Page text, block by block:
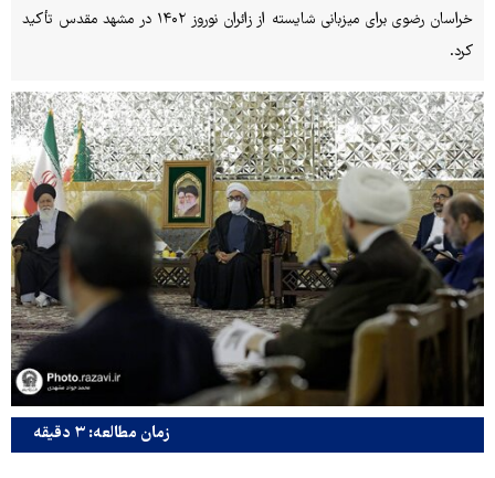
خراسان رضوی برای میزبانی شایسته از زائران نوروز ۱۴۰۲ در مشهد مقدس تأکید
کرد.
زمان مطالعه: ۳ دقیقه